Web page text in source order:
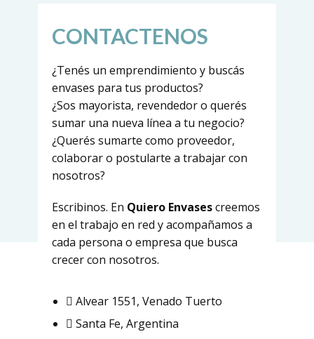
CONTACTENOS
¿Tenés un emprendimiento y buscás
envases para tus productos?
¿Sos mayorista, revendedor o querés
sumar una nueva línea a tu negocio?
¿Querés sumarte como proveedor,
colaborar o postularte a trabajar con
nosotros?
Escribinos. En Quiero Envasescreemos
en el trabajo en red y acompañamos a
cada persona o empresa que busca
crecer con nosotros.
Alvear 1551, Venado Tuerto
Santa Fe, Argentina